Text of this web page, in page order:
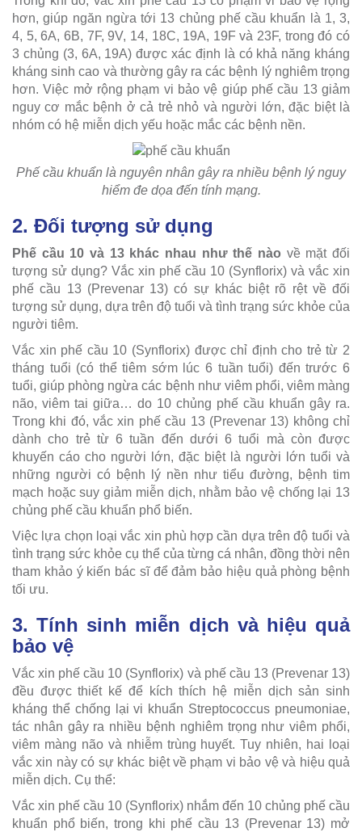
hơn, giúp ngăn ngừa tới 13 chủng phế cầu khuẩn là 1, 3,
4, 5, 6A, 6B, 7F, 9V, 14, 18C, 19A, 19F và 23F, trong đó có
3 chủng (3, 6A, 19A) được xác định là có khả năng kháng
kháng sinh cao và thường gây ra các bệnh lý nghiêm trọng
hơn. Việc mở rộng phạm vi bảo vệ giúp phế cầu 13 giảm
nguy cơ mắc bệnh ở cả trẻ nhỏ và người lớn, đặc biệt là
nhóm có hệ miễn dịch yếu hoặc mắc các bệnh nền.
Phế cầu khuẩn là nguyên nhân gây ra nhiều bệnh lý nguy
hiểm đe dọa đến tính mạng.
2. Đối tượng sử dụng
Phế cầu 10 và 13 khác nhau như thế nào về mặt đối
tượng sử dụng? Vắc xin phế cầu 10 (Synflorix) và vắc xin
phế cầu 13 (Prevenar 13) có sự khác biệt rõ rệt về đối
tượng sử dụng, dựa trên độ tuổi và tình trạng sức khỏe của
người tiêm.
Vắc xin phế cầu 10 (Synflorix) được chỉ định cho trẻ từ 2
tháng tuổi (có thể tiêm sớm lúc 6 tuần tuổi) đến trước 6
tuổi, giúp phòng ngừa các bệnh như viêm phổi, viêm màng
não, viêm tai giữa… do 10 chủng phế cầu khuẩn gây ra.
Trong khi đó, vắc xin phế cầu 13 (Prevenar 13) không chỉ
dành cho trẻ từ 6 tuần đến dưới 6 tuổi mà còn được
khuyến cáo cho người lớn, đặc biệt là người lớn tuổi và
những người có bệnh lý nền như tiểu đường, bệnh tim
mạch hoặc suy giảm miễn dịch, nhằm bảo vệ chống lại 13
chủng phế cầu khuẩn phổ biến.
Việc lựa chọn loại vắc xin phù hợp cần dựa trên độ tuổi và
tình trạng sức khỏe cụ thể của từng cá nhân, đồng thời nên
tham khảo ý kiến bác sĩ để đảm bảo hiệu quả phòng bệnh
tối ưu.
3. Tính sinh miễn dịch và hiệu quả
bảo vệ
Vắc xin phế cầu 10 (Synflorix) và phế cầu 13 (Prevenar 13)
đều được thiết kế để kích thích hệ miễn dịch sản sinh
kháng thể chống lại vi khuẩn Streptococcus pneumoniae,
tác nhân gây ra nhiều bệnh nghiêm trọng như viêm phổi,
viêm màng não và nhiễm trùng huyết. Tuy nhiên, hai loại
vắc xin này có sự khác biệt về phạm vi bảo vệ và hiệu quả
miễn dịch. Cụ thể:
Vắc xin phế cầu 10 (Synflorix) nhắm đến 10 chủng phế cầu
khuẩn phổ biến, trong khi phế cầu 13 (Prevenar 13) mở